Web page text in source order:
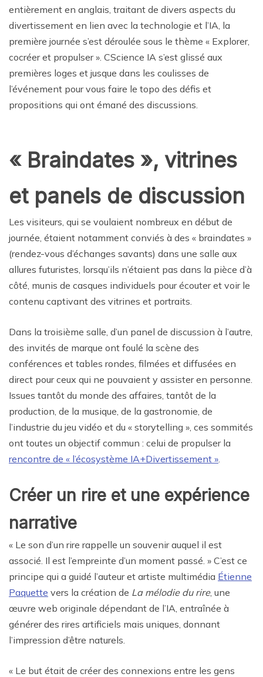
entièrement en anglais, traitant de divers aspects du
divertissement en lien avec la technologie et l’IA, la
première journée s’est déroulée sous le thème « Explorer,
cocréer et propulser ». CScience IA s’est glissé aux
premières loges et jusque dans les coulisses de
l’événement pour vous faire le topo des défis et
propositions qui ont émané des discussions.
« Braindates », vitrines
et panels de discussion
Les visiteurs, qui se voulaient nombreux en début de
journée, étaient notamment conviés à des « braindates »
(rendez-vous d’échanges savants) dans une salle aux
allures futuristes, lorsqu’ils n’étaient pas dans la pièce d’à
côté, munis de casques individuels pour écouter et voir le
contenu captivant des vitrines et portraits.
Dans la troisième salle, d’un panel de discussion à l’autre,
des invités de marque ont foulé la scène des
conférences et tables rondes, filmées et diffusées en
direct pour ceux qui ne pouvaient y assister en personne.
Issues tantôt du monde des affaires, tantôt de la
production, de la musique, de la gastronomie, de
l’industrie du jeu vidéo et du « storytelling », ces sommités
ont toutes un objectif commun : celui de propulser la
rencontre de « l’écosystème IA+Divertissement »
Créer un rire et une expérience
narrative
« Le son d’un rire rappelle un souvenir auquel il est
associé. Il est l’empreinte d’un moment passé. » C’est ce
principe qui a guidé l’auteur et artiste multimédia Étienne
Paquette vers la création de La mélodie du rire, une
œuvre web originale dépendant de l’IA, entraînée à
générer des rires artificiels mais uniques, donnant
l’impression d’être naturels.
« Le but était de créer des connexions entre les gens